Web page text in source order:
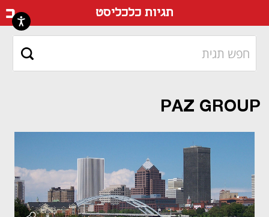
תגיות כלכליסט
PAZ GROUP